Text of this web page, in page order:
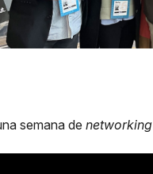
semana de networking